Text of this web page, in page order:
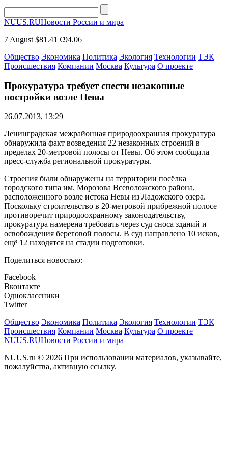
NUUS.RUНовости России и мира
7 August $81.41 €94.06
Общество Экономика Политика Экология Технологии ТЭК
Происшествия Компании Москва Культура О проекте
Прокуратура требует снести незаконные
постройки возле Невы
26.07.2013, 13:29
Ленинградская межрайонная природоохранная прокуратура
обнаружила факт возведения 22 незаконных строений в
пределах 20-метровой полосы от Невы. Об этом сообщила
пресс-служба региональной прокуратуры.
Строения были обнаружены на территории посёлка
городского типа им. Морозова Всеволожского района,
расположенного возле истока Невы из Ладожского озера.
Поскольку строительство в 20-метровой прибрежной полосе
противоречит природоохранному законодательству,
прокуратура намерена требовать через суд сноса зданий и
освобождения береговой полосы. В суд направлено 10 исков,
ещё 12 находятся на стадии подготовки.
Поделиться новостью:
Facebook
Вконтакте
Одноклассники
Twitter
Общество Экономика Политика Экология Технологии ТЭК
Происшествия Компании Москва Культура О проекте
NUUS.RUНовости России и мира
NUUS.ru © 2026 При использовании материалов, указывайте,
пожалуйства, активную ссылку.